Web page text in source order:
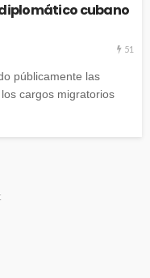
diplomático cubano
51
públicamente las
cargos migratorios